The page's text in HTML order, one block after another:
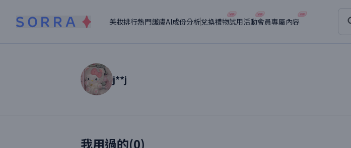
美妝排行熱門護膚AI成份分析兌換禮物試用活動會員專屬內容
讀者【j**j 】美妝真實體驗
j**j
我用過的(0)